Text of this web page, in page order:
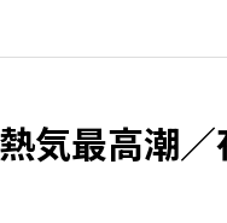
気最高潮／